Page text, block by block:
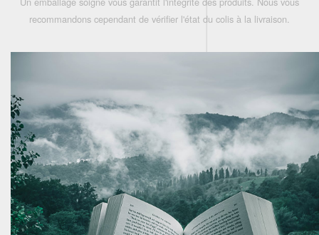
recommandons cependant de vérifier l'état du colis à la livraison.